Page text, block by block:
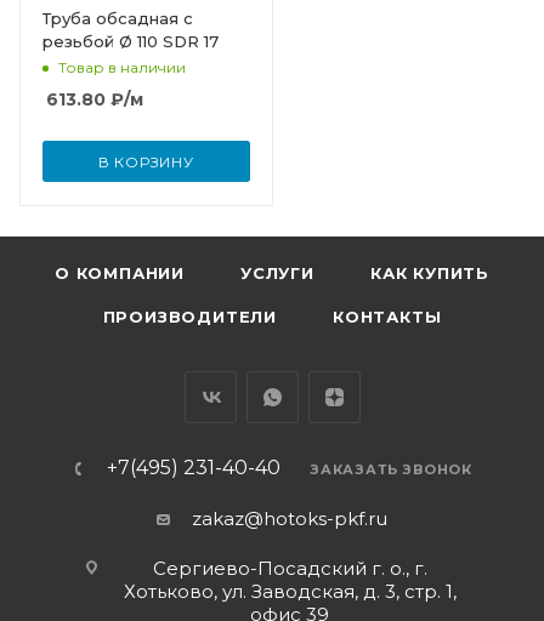
Труба обсадная с
резьбой Ø 110 SDR 17
Товар в наличии
613.80 ₽/м
В КОРЗИНУ
О КОМПАНИИ УСЛУГИ КАК КУПИТЬ
ПРОИЗВОДИТЕЛИ КОНТАКТЫ
+7(495) 231-40-40 ЗАКАЗАТЬ ЗВОНОК
zakaz@hotoks-pkf.ru
Сергиево-Посадский г. о., г.
Хотьково, ул. Заводская, д. 3, стр. 1,
офис 39